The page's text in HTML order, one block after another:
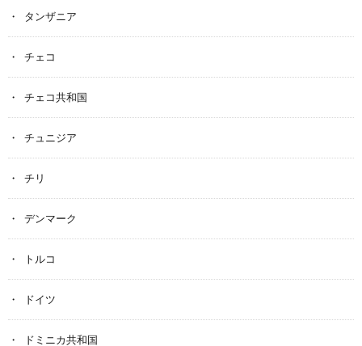
タンザニア
チェコ
チェコ共和国
チュニジア
チリ
デンマーク
トルコ
ドイツ
ドミニカ共和国